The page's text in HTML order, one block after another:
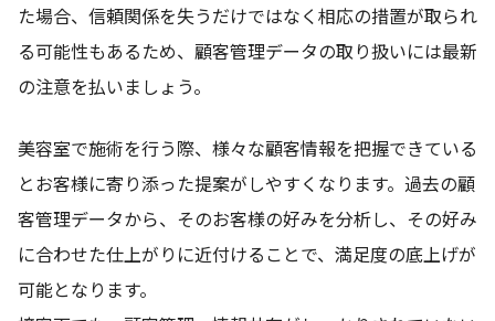
た場合、信頼関係を失うだけではなく相応の措置が取られ
る可能性もあるため、顧客管理データの取り扱いには最新
の注意を払いましょう。
美容室で施術を行う際、様々な顧客情報を把握できている
とお客様に寄り添った提案がしやすくなります。過去の顧
客管理データから、そのお客様の好みを分析し、その好み
に合わせた仕上がりに近付けることで、満足度の底上げが
可能となります。